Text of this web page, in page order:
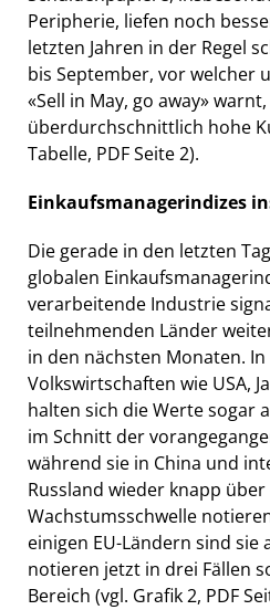
Peripherie, liefen noch
letzten Jahren in der Regel
bis September, vor welcher
«Sell in May, go away»
überdurchschnittlich hohe
Tabelle, PDF Seite 2).
Einkaufsmanagerindizes
Die gerade in den letzten
globalen
verarbeitende Industrie
teilnehmenden Länder
in den nächsten Monaten.
Volkswirtschaften wie USA,
halten sich die Werte sogar
im Schnitt der
während sie in China und
Russland wieder knapp
Wachstumsschwelle
einigen EU-Ländern sind sie
notieren jetzt in drei Fällen
Bereich (vgl. Grafik 2, PDF